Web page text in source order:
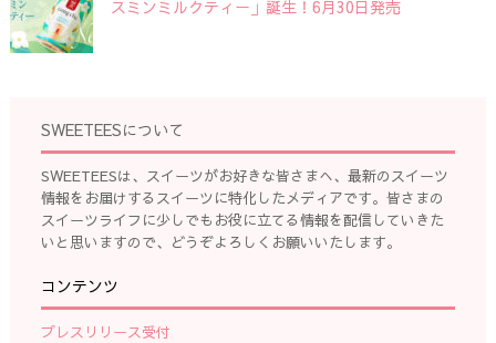
スミンミルクティー」誕生！6月30日発売
SWEETEESについて
SWEETEESは、スイーツがお好きな皆さまへ、最新のスイーツ
情報をお届けするスイーツに特化したメディアです。皆さまの
スイーツライフに少しでもお役に立てる情報を配信していきた
いと思いますので、どうぞよろしくお願いいたします。
コンテンツ
プレスリリース受付